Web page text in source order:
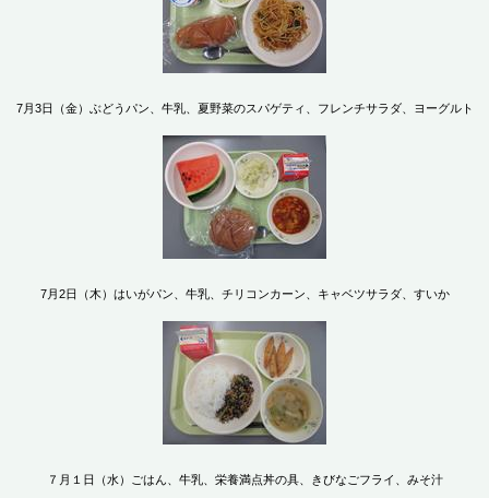
7月3日（金）ぶどうパン、牛乳、夏野菜のスパゲティ、フレンチサラダ、ヨーグルト
7月2日（木）はいがパン、牛乳、チリコンカーン、キャベツサラダ、すいか
７月１日（水）ごはん、牛乳、栄養満点丼の具、きびなごフライ、みそ汁